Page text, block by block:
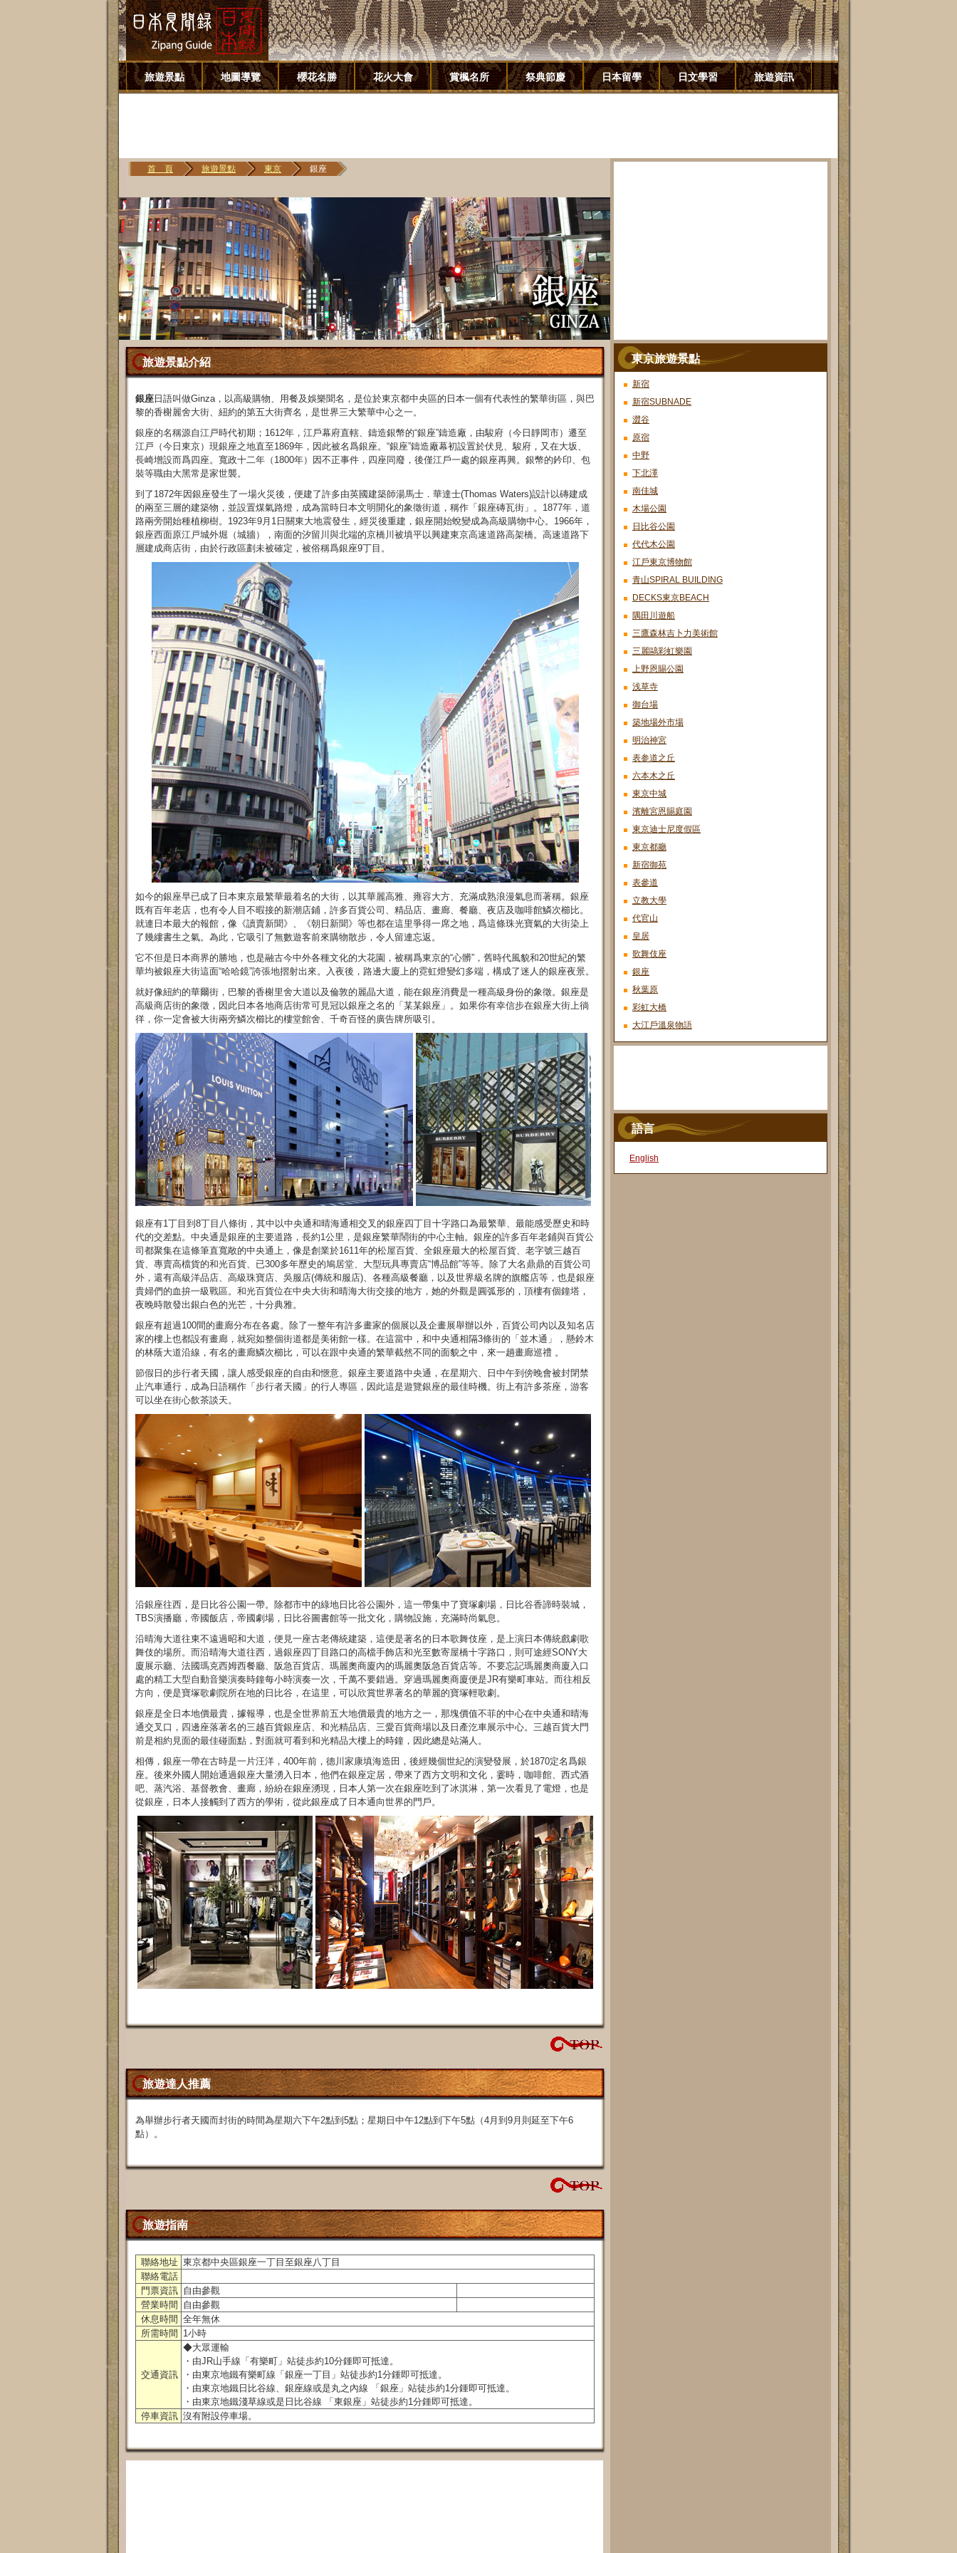
旅遊景點 地圖導覽 櫻花名勝 花火大會 賞楓名所 祭典節慶 日本留學 日文學習 旅遊資訊
首 頁 旅遊景點 東京 銀座
旅遊景點介紹
銀座 日語叫做Ginza，以高級購物、用餐及娛樂聞名，是位於東京都中央區的日本一個有代表性的繁華街區，與巴
黎的香榭麗舍大街、紐約的第五大街齊名，是世界三大繁華中心之一。
銀座的名稱源自江戸時代初期；1612年，江戶幕府直轄、鑄造銀幣的“銀座”鑄造廠，由駿府（今日靜岡市）遷至
江戸（今日東京）現銀座之地直至1869年，因此被名爲銀座。“銀座”鑄造廠幕初設置於伏見、駿府，又在大坂、
長崎增設而爲四座。寬政十二年（1800年）因不正事件，四座同廢，後僅江戶一處的銀座再興。銀幣的鈐印、包
裝等職由大黑常是家世襲。
到了1872年因銀座發生了一場火災後，便建了許多由英國建築師湯馬士．華達士(Thomas Waters)設計以磚建成
的兩至三層的建築物，並設置煤氣路燈，成為當時日本文明開化的象徵街道，稱作「銀座磚瓦街」。1877年，道
路兩旁開始種植柳樹。1923年9月1日關東大地震發生，經災後重建，銀座開始蛻變成為高級購物中心。1966年，
銀座西面原江戸城外堀（城牆），南面的汐留川與北端的京橋川被填平以興建東京高速道路高架橋。高速道路下
層建成商店街，由於行政區劃未被確定，被俗稱爲銀座9丁目。
如今的銀座早已成了日本東京最繁華最着名的大街，以其華麗高雅、雍容大方、充滿成熟浪漫氣息而著稱。銀座
既有百年老店，也有令人目不暇接的新潮店鋪，許多百貨公司、精品店、畫廊、餐廳、夜店及咖啡館鱗次櫛比。
就連日本最大的報館，像《讀賣新聞》、《朝日新聞》等也都在這里爭得一席之地，爲這條珠光寶氣的大街染上
了幾縷書生之氣。為此，它吸引了無數遊客前來購物散步，令人留連忘返。
它不但是日本商界的勝地，也是融古今中外各種文化的大花園，被稱爲東京的“心髒”，舊時代風貌和20世紀的繁
華均被銀座大街這面“哈哈鏡”誇張地摺射出來。入夜後，路邊大廈上的霓虹燈變幻多端，構成了迷人的銀座夜景。
就好像紐約的華爾街，巴黎的香榭里舍大道以及倫敦的麗晶大道，能在銀座消費是一種高級身份的象徵。銀座是
高級商店街的象徵，因此日本各地商店街常可見冠以銀座之名的「某某銀座」。如果你有幸信步在銀座大街上徜
徉，你一定會被大街兩旁鱗次櫛比的樓堂館舍、千奇百怪的廣告牌所吸引。
銀座有1丁目到8丁目八條街，其中以中央通和晴海通相交叉的銀座四丁目十字路口為最繁華、最能感受歷史和時
代的交差點。中央通是銀座的主要道路，長約1公里，是銀座繁華鬧街的中心主軸。銀座的許多百年老鋪與百貨公
司都聚集在這條筆直寬敞的中央通上，像是創業於1611年的松屋百貨、全銀座最大的松屋百貨、老字號三越百
貨、專賣高檔貨的和光百貨、已300多年歷史的鳩居堂、大型玩具專賣店“博品館”等等。除了大名鼎鼎的百貨公司
外，還有高級洋品店、高級珠寶店、吳服店(傳統和服店)、各種高級餐廳，以及世界級名牌的旗艦店等，也是銀座
貴婦們的血拚一級戰區。和光百貨位在中央大街和晴海大街交接的地方，她的外觀是圓弧形的，頂樓有個鐘塔，
夜晚時散發出銀白色的光芒，十分典雅。
銀座有超過100間的畫廊分布在各處。除了一整年有許多畫家的個展以及企畫展舉辦以外，百貨公司內以及知名店
家的樓上也都設有畫廊，就宛如整個街道都是美術館一樣。在這當中，和中央通相隔3條街的「並木通」，懸鈴木
的林蔭大道沿線，有名的畫廊鱗次櫛比，可以在跟中央通的繁華截然不同的面貌之中，來一趟畫廊巡禮 。
節假日的步行者天國，讓人感受銀座的自由和愜意。銀座主要道路中央通，在星期六、日中午到傍晚會被封閉禁
止汽車通行，成為日語稱作「步行者天國」的行人專區，因此這是遊覽銀座的最佳時機。街上有許多茶座，游客
可以坐在街心飲茶談天。
沿銀座往西，是日比谷公園一帶。除都市中的綠地日比谷公園外，這一帶集中了寶塚劇場，日比谷香諦時裝城，
TBS演播廳，帝國飯店，帝國劇場，日比谷圖書館等一批文化，購物設施，充滿時尚氣息。
沿晴海大道往東不遠過昭和大道，便見一座古老傳統建築，這便是著名的日本歌舞伎座，是上演日本傳統戲劇歌
舞伎的場所。而沿晴海大道往西，過銀座四丁目路口的高檔手飾店和光至數寄屋橋十字路口，則可途經SONY大
廈展示廳、法國瑪克西姆西餐廳、阪急百貨店、瑪麗奧商廈內的瑪麗奧阪急百貨店等。不要忘記瑪麗奧商廈入口
處的精工大型自動音樂演奏時鐘每小時演奏一次，千萬不要錯過。穿過瑪麗奧商廈便是JR有樂町車站。而往相反
方向，便是寶塚歌劇院所在地的日比谷，在這里，可以欣賞世界著名的華麗的寶塚輕歌劇。
銀座是全日本地價最貴，據報導，也是全世界前五大地價最貴的地方之一，那塊價值不菲的中心在中央通和晴海
通交叉口，四邊座落著名的三越百貨銀座店、和光精品店、三愛百貨商場以及日產汔車展示中心。三越百貨大門
前是相約見面的最佳碰面點，對面就可看到和光精品大樓上的時鐘，因此總是站滿人。
相傳，銀座一帶在古時是一片汪洋，400年前，德川家康填海造田，後經幾個世紀的演變發展，於1870定名爲銀
座。後來外國人開始通過銀座大量湧入日本，他們在銀座定居，帶來了西方文明和文化，霎時，咖啡館、西式酒
吧、蒸汽浴、基督教會、畫廊，紛紛在銀座湧現，日本人第一次在銀座吃到了冰淇淋，第一次看見了電燈，也是
從銀座，日本人接觸到了西方的學術，從此銀座成了日本通向世界的門戶。
旅遊達人推薦
為舉辦步行者天國而封街的時間為星期六下午2點到5點；星期日中午12點到下午5點（4月到9月則延至下午6
點）。
旅遊指南
聯絡地址 東京都中央區銀座一丁目至銀座八丁目
聯絡電話
門票資訊 自由參觀
營業時間
自由參觀
休息時間 全年無休
所需時間
1小時
交通資訊
◆大眾運輸
・由JR山手線「有樂町」站徒歩約10分鍾即可抵達。
・由東京地鐵有樂町線「銀座一丁目」站徒歩約1分鍾即可抵達。
・由東京地鐵日比谷線、銀座線或是丸之內線 「銀座」站徒歩約1分鍾即可抵達。
・由東京地鐵淺草線或是日比谷線 「東銀座」站徒歩約1分鍾即可抵達。
停車資訊 沒有附設停車場。
東京旅遊景點
新宿
新宿SUBNADE
澀谷
原宿
中野
下北澤
南佳城
木場公園
日比谷公園
代代木公園
江戶東京博物館
青山SPIRAL BUILDING
DECKS東京BEACH
隅田川遊船
三鷹森林吉卜力美術館
三麗鷗彩虹樂園
上野恩賜公園
浅草寺
御台場
築地場外市場
明治神宮
表参道之丘
六本木之丘
東京中城
濱離宮恩賜庭園
東京迪士尼度假區
東京都廳
新宿御苑
表參道
立教大學
代官山
皇居
歌舞伎座
銀座
秋葉原
彩虹大橋
大江戶溫泉物語
語言
English